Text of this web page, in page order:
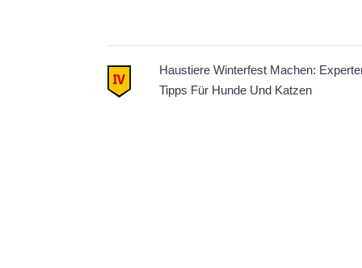
Haustiere Winterfest Machen:
Tipps Für Hunde Und Katzen